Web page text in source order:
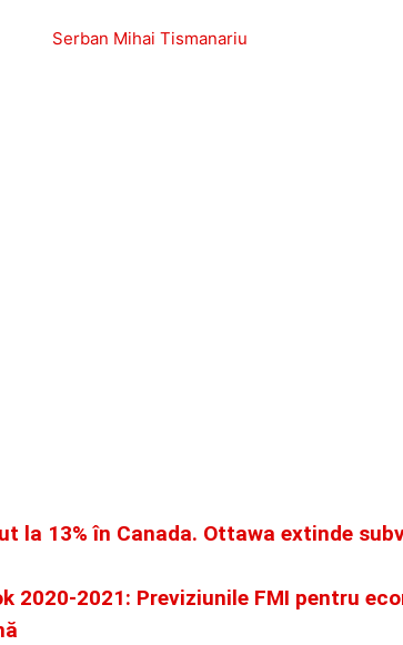
la 13% în Canada. Ottawa extinde
2020-2021: Previziunile FMI pentru